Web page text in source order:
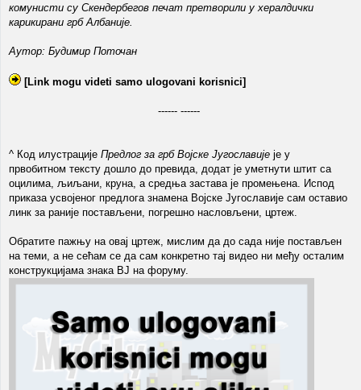
комунисти су Скендербегов печат претворили у хералдички
карикирани грб Албаније.
Аутор: Будимир Поточан
[Link mogu videti samo ulogovani korisnici]
------ ------
^ Код илустрације Предлог за грб Војске Југославије је у
првобитном тексту дошло до превида, додат је уметнути штит са
оцилима, љиљани, круна, а средња застава је промењена. Испод
приказа усвојеног предлога знамена Војске Југославије сам оставио
линк за раније постављени, погрешно насловљени, цртеж.
Обратите пажњу на овај цртеж, мислим да до сада није постављен
на теми, а не сећам се да сам конкретно тај видео ни међу осталим
конструкцијама знака ВЈ на форуму.